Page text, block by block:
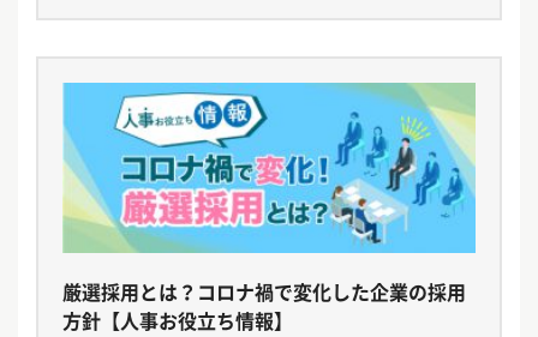
厳選採用とは？コロナ禍で変化した企業の採用
方針【人事お役立ち情報】